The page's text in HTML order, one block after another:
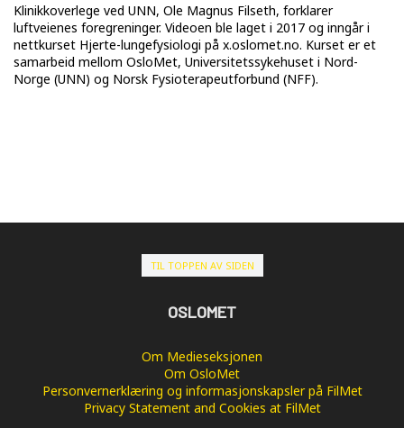
Klinikkoverlege ved UNN, Ole Magnus Filseth, forklarer
luftveienes foregreninger. Videoen ble laget i 2017 og inngår i
nettkurset Hjerte-lungefysiologi på x.oslomet.no. Kurset er et
samarbeid mellom OsloMet, Universitetssykehuset i Nord-
Norge (UNN) og Norsk Fysioterapeutforbund (NFF).
TIL TOPPEN AV SIDEN
OSLOMET
Om Medieseksjonen
Om OsloMet
Personvernerklæring og informasjonskapsler på FilMet
Privacy Statement and Cookies at FilMet